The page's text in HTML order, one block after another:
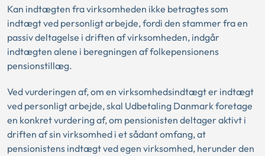
Kan indtægten fra virksomheden ikke betragtes som
indtægt ved personligt arbejde, fordi den stammer fra en
passiv deltagelse i driften af virksomheden, indgår
indtægten alene i beregningen af folkepensionens
pensionstillæg.
Ved vurderingen af, om en virksomhedsindtægt er indtægt
ved personligt arbejde, skal Udbetaling Danmark foretage
en konkret vurdering af, om pensionisten deltager aktivt i
driften af sin virksomhed i et sådant omfang, at
pensionistens indtægt ved egen virksomhed, herunder den